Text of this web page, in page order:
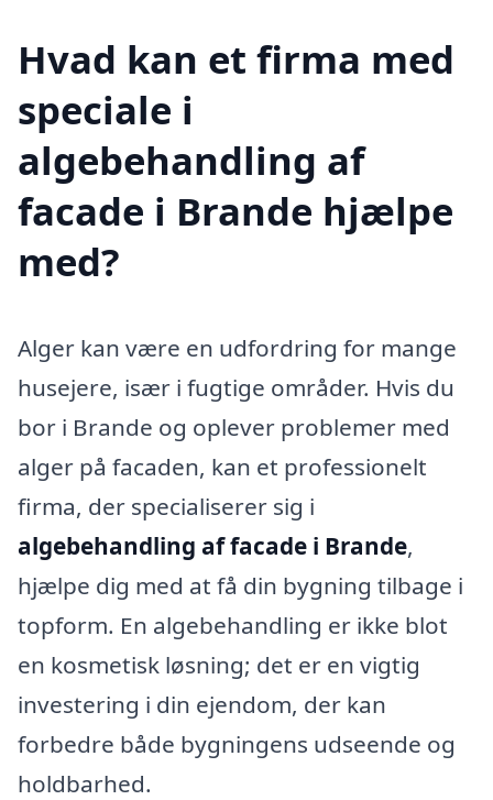
Hvad kan et firma med
speciale i
algebehandling af
facade i Brande hjælpe
med?
Alger kan være en udfordring for mange
husejere, især i fugtige områder. Hvis du
bor i Brande og oplever problemer med
alger på facaden, kan et professionelt
firma, der specialiserer sig i
algebehandling af facade i Brande,
hjælpe dig med at få din bygning tilbage i
topform. En algebehandling er ikke blot
en kosmetisk løsning; det er en vigtig
investering i din ejendom, der kan
forbedre både bygningens udseende og
holdbarhed.